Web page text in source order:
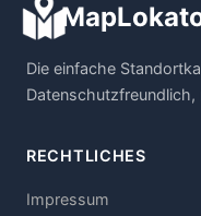
Die einfache
Datenschutzfreundlich,
RECHTLICHES
Impressum